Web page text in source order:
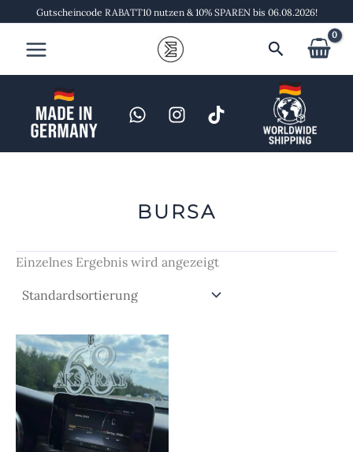
springen
Gutscheincode RABATT10 nutzen & 10% SPAREN bis 06.08.2026!
Suchen
BURSA
Einzelnes Ergebnis wird angezeigt